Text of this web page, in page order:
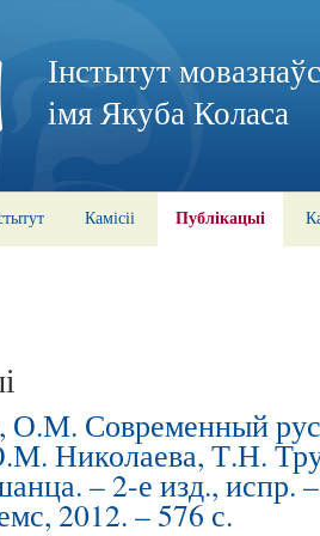
Інстытут
імя Якуба Коласа
Камісіі Публікацыі
О.М. Современный
Николаева, Т.Н.
– 2-е изд., испр.
2012. – 576 с.